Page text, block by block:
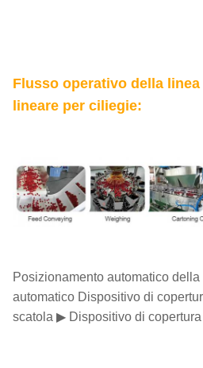
Flusso operativo della
lineare per ciliegie:
Posizionamento automatico
automatico Dispositivo di
scatola ▶ Dispositivo di copertura